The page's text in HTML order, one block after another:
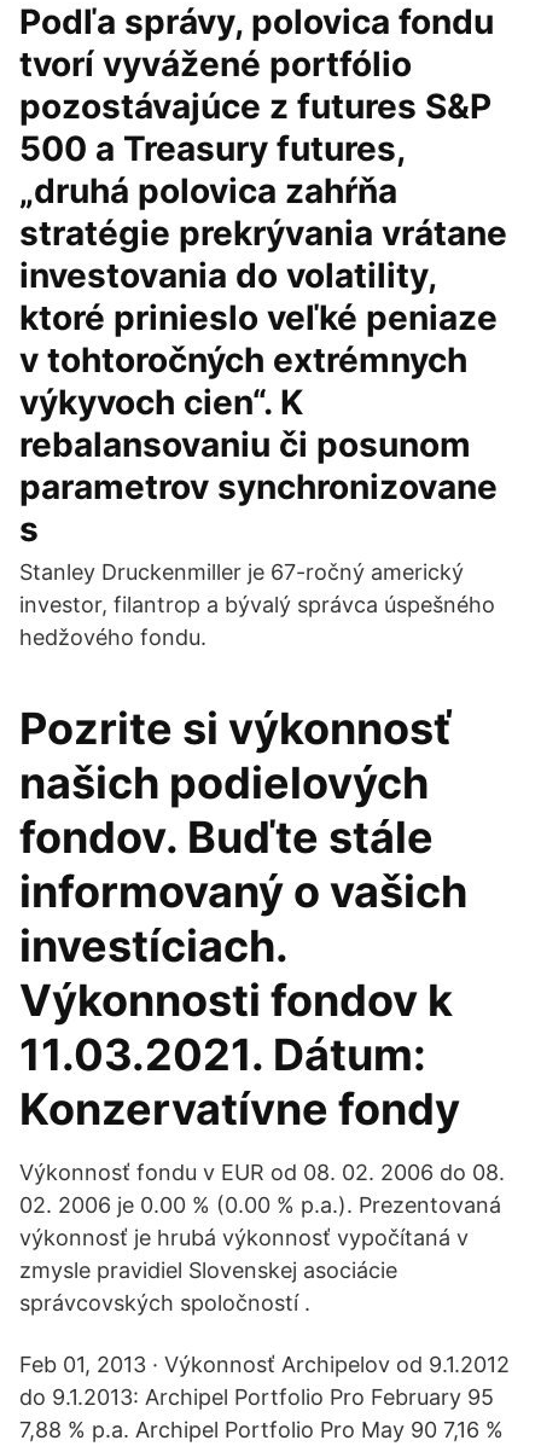
Podľa správy, polovica fondu
tvorí vyvážené portfólio
pozostávajúce z futures S&P
500 a Treasury futures,
„druhá polovica zahŕňa
stratégie prekrývania vrátane
investovania do volatility,
ktoré prinieslo veľké peniaze
v tohtoročných extrémnych
výkyvoch cien“. K
rebalansovaniu či posunom
parametrov synchronizovane
s
Stanley Druckenmiller je 67-ročný americký
investor, filantrop a bývalý správca úspešného
hedžového fondu.
Pozrite si výkonnosť
našich podielových
fondov. Buďte stále
informovaný o vašich
investíciach.
Výkonnosti fondov k
11.03.2021. Dátum:
Konzervatívne fondy
Výkonnosť fondu v EUR od 08. 02. 2006 do 08.
02. 2006 je 0.00 % (0.00 % p.a.). Prezentovaná
výkonnosť je hrubá výkonnosť vypočítaná v
zmysle pravidiel Slovenskej asociácie
správcovských spoločností .
Feb 01, 2013 · Výkonnosť Archipelov od 9.1.2012
do 9.1.2013: Archipel Portfolio Pro February 95
7,88 % p.a. Archipel Portfolio Pro May 90 7,16 %